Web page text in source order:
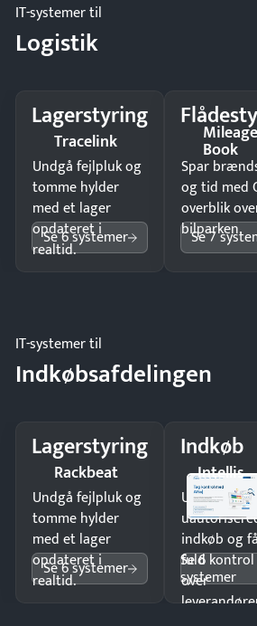
IT-systemer til
Logistik
Lagerstyring
Tracelink
Undgå fejlpluk og
tomme hylder
med et lager
opdateret i
realtid.
Se 6 systemer
Mileage
Book
Spar
og tid med
overblik
bilparken.
Se 7
IT-systemer til
Indkøbsafdelingen
Lagerstyring
Rackbeat
Undgå fejlpluk og
tomme hylder
med et lager
opdateret i
realtid.
Se 6 systemer
Indkøb
Intellis
Undgå
indkøb og få
fuld kontrol
over
Se 6
systemer